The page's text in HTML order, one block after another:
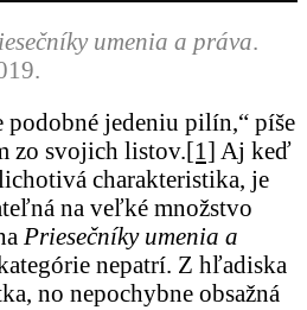
umenia a práva.
jedeniu pilín,“ píše
zo svojich listov.[1] Aj keď
charakteristika, je
na veľké množstvo
Priesečníky umenia a
nepatrí. Z hľadiska
no nepochybne obsažná